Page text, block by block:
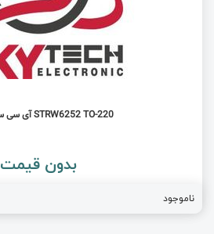
STRW6252 TO-220 آی سی سوییچینگ
بدون قیمت
ناموجود